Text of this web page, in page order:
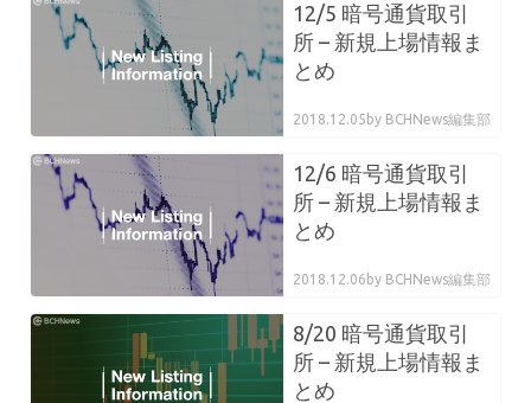
12/5 暗号通貨取引
所 – 新規上場情報ま
とめ
2018.12.05 by BCHNews編集部
12/6 暗号通貨取引
所 – 新規上場情報ま
とめ
2018.12.06 by BCHNews編集部
8/20 暗号通貨取引
所 – 新規上場情報ま
とめ